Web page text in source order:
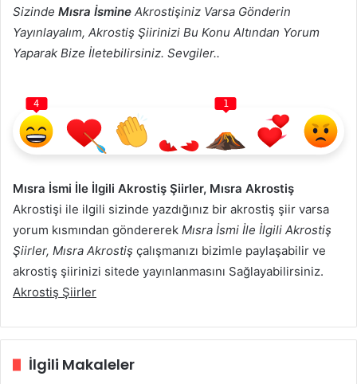
Sizinde Mısra İsmine Akrostişiniz Varsa Gönderin
Yayınlayalım, Akrostiş Şiirinizi Bu Konu Altından Yorum
Yaparak Bize İletebilirsiniz. Sevgiler..
4 1
Mısra İsmi İle İlgili Akrostiş Şiirler, Mısra Akrostiş
Akrostişi ile ilgili sizinde yazdığınız bir akrostiş şiir varsa
yorum kısmından göndererek Mısra İsmi İle İlgili Akrostiş
Şiirler, Mısra Akrostiş çalışmanızı bizimle paylaşabilir ve
akrostiş şiirinizi sitede yayınlanmasını Sağlayabilirsiniz.
Akrostiş Şiirler
İlgili Makaleler